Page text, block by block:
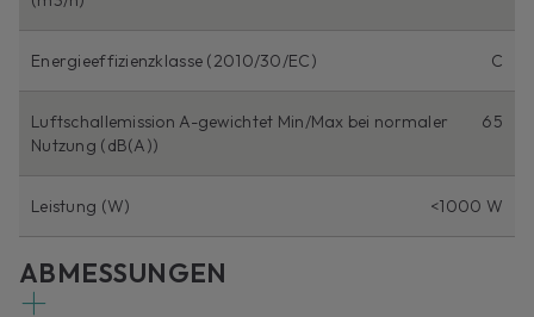
Energieeffizienzklasse (2010/30/EC) C
Luftschallemission A-gewichtet Min/Max bei normaler
Nutzung (dB(A))
65
Leistung (W) <1000 W
ABMESSUNGEN